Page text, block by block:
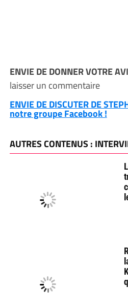
ENVIE DE DONNER VOTRE
laisser un commentaire
ENVIE DE DISCUTER DE
notre groupe Facebook !
AUTRES CONTENUS :